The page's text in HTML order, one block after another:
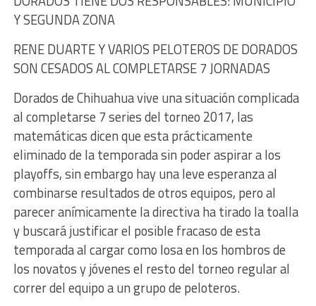
Y SEGUNDA ZONA
RENE DUARTE Y VARIOS PELOTEROS DE DORADOS
SON CESADOS AL COMPLETARSE 7 JORNADAS
Dorados de Chihuahua vive una situación complicada
al completarse 7 series del torneo 2017, las
matemáticas dicen que esta prácticamente
eliminado de la temporada sin poder aspirar a los
playoffs, sin embargo hay una leve esperanza al
combinarse resultados de otros equipos, pero al
parecer anímicamente la directiva ha tirado la toalla
y buscará justificar el posible fracaso de esta
temporada al cargar como losa en los hombros de
los novatos y jóvenes el resto del torneo regular al
correr del equipo a un grupo de peloteros.